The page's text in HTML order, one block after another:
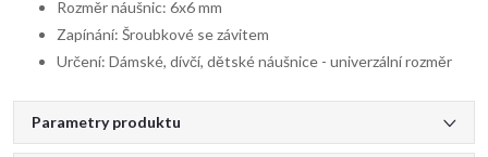
Rozměr náušnic: 6x6 mm
Zapínání: Šroubkové se závitem
Určení: Dámské, dívčí, dětské náušnice - univerzální rozměr
Parametry produktu